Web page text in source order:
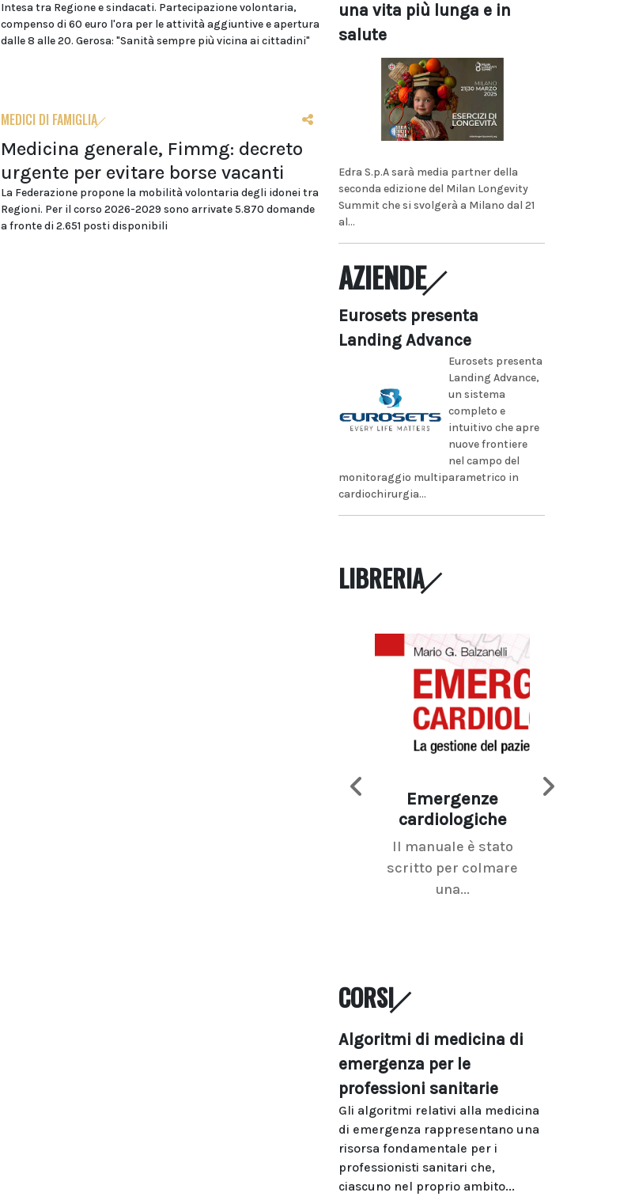
Intesa tra Regione e sindacati. Partecipazione volontaria,
compenso di 60 euro l'ora per le attività aggiuntive e apertura
dalle 8 alle 20. Gerosa: "Sanità sempre più vicina ai cittadini"
MEDICI DI FAMIGLIA
Medicina generale, Fimmg: decreto
urgente per evitare borse vacanti
La Federazione propone la mobilità volontaria degli idonei tra
Regioni. Per il corso 2026-2029 sono arrivate 5.870 domande
a fronte di 2.651 posti disponibili
una vita più lunga e in
salute
Edra S.p.A sarà media partner della
seconda edizione del Milan Longevity
Summit che si svolgerà a Milano dal 21
al...
AZIENDE
Eurosets presenta
Landing Advance
Eurosets presenta
Landing Advance,
un sistema
completo e
intuitivo che apre
nuove frontiere
nel campo del
monitoraggio multiparametrico in
cardiochirurgia...
LIBRERIA
Emergenze
cardiologiche
Il manuale è stato
scritto per colmare
una...
CORSI
Algoritmi di medicina di
emergenza per le
professioni sanitarie
Gli algoritmi relativi alla medicina
di emergenza rappresentano una
risorsa fondamentale per i
professionisti sanitari che,
ciascuno nel proprio ambito...